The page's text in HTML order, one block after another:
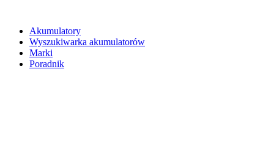
Akumulatory
Wyszukiwarka akumulatorów
Marki
Poradnik